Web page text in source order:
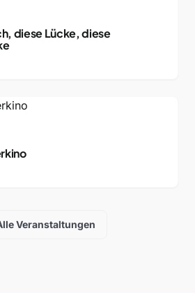
diese Lücke, diese
Veranstaltungen